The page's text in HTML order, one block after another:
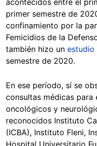
primer semestre de
confinamiento por la
Femicidios de la
también hizo un estudio
semestre de 2020.
En ese período, sí se
consultas médicas para
oncológicos y
reconocidos Instituto
(ICBA), Instituto Fleni,
Hospital Universitario